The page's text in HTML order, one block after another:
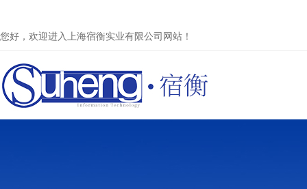
您好，欢迎进入上海宿衡实业有限公司网站！